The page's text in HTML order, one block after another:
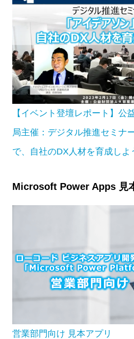
【イベント登壇レポート】公
局主催：デジタル推進セミナ
で、自社のDX人材を育成しよ
Microsoft Power Apps 見
営業部門向け 見本アプリ